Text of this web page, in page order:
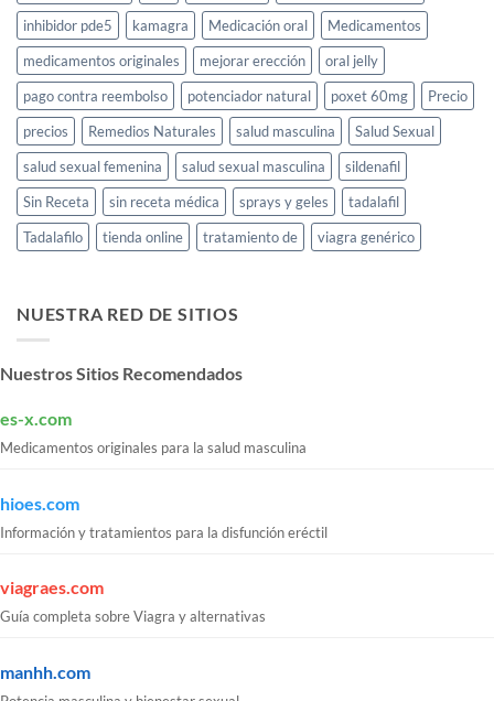
inhibidor pde5
kamagra Medicación oral
Medicamentos
medicamentos originales
mejorar erección
oral jelly
pago contra reembolso
potenciador natural poxet 60mg
Precio
precios
Remedios Naturales salud masculina
Salud Sexual
salud sexual femenina
salud sexual masculina
sildenafil
Sin Receta
sin receta médica sprays y geles
tadalafil
Tadalafilo
tienda online tratamiento de viagra genérico
NUESTRA RED DE SITIOS
Nuestros Sitios Recomendados
es-x.com
Medicamentos originales para la salud masculina
hioes.com
Información y tratamientos para la disfunción eréctil
viagraes.com
Guía completa sobre Viagra y alternativas
manhh.com